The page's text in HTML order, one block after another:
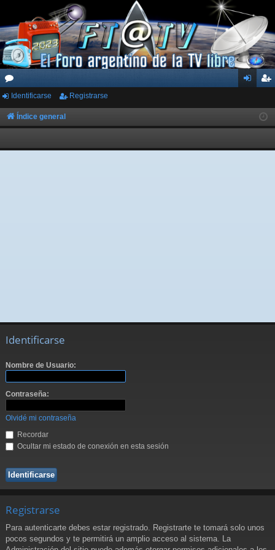
or
os
ar
ist
rs
Identificarse Registrarse
Índice general
Identificarse
Nombre de Usuario:
Contraseña:
Olvidé mi contraseña
Recordar
Ocultar mi estado de conexión en esta sesión
Registrarse
Para autenticarte debes estar registrado. Registrarte te tomará solo unos
pocos segundos y te permitirá un amplio acceso al sistema. La